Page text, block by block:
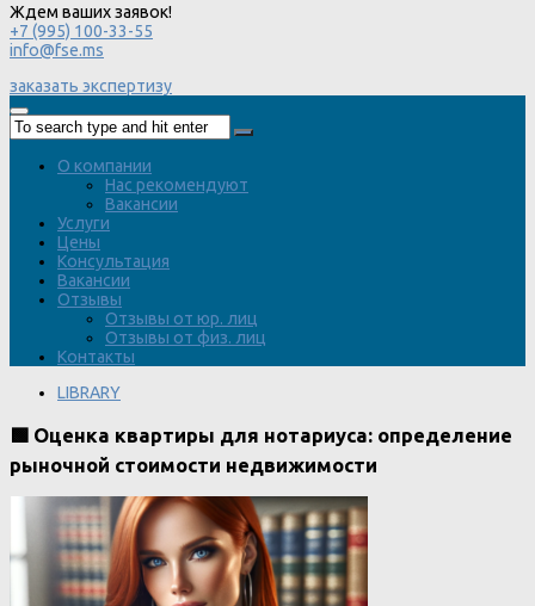
Ждем ваших заявок!
+7 (995) 100-33-55
info@fse.ms
заказать экспертизу
О компании
Нас рекомендуют
Вакансии
Услуги
Цены
Консультация
Вакансии
Отзывы
Отзывы от юр. лиц
Отзывы от физ. лиц
Контакты
LIBRARY
🟩 Оценка квартиры для нотариуса: определение
рыночной стоимости недвижимости